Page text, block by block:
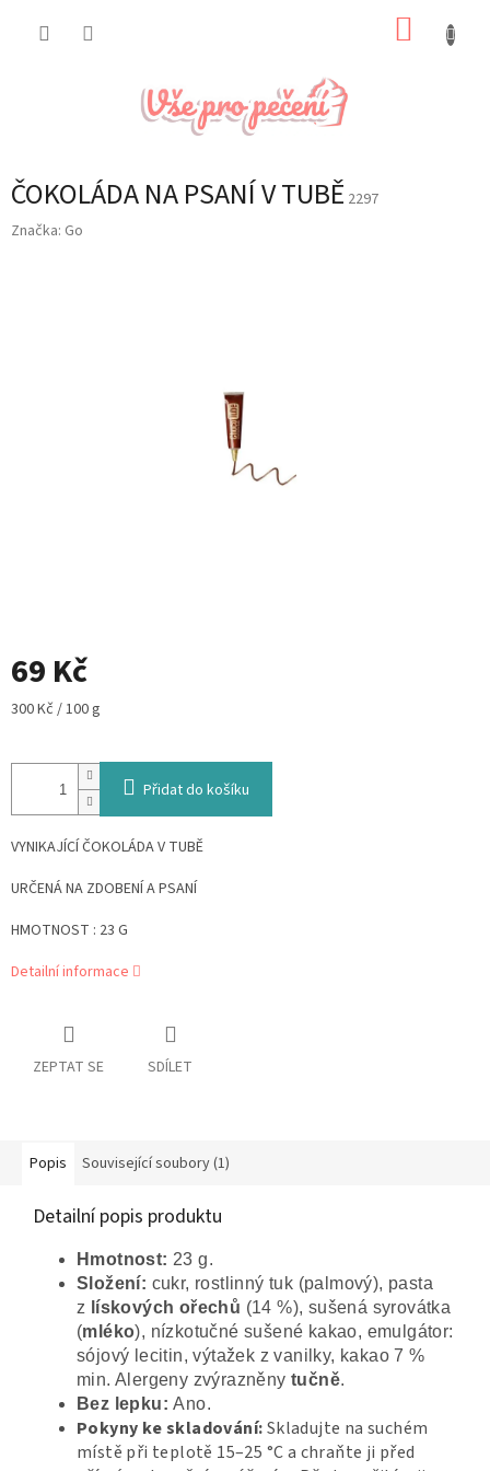
ČOKOLÁDA NA PSANÍ V TUBĚ 2297
Značka: Go
69 Kč
Měrná
300 Kč / 100 g
Přidat do košíku
VYNIKAJÍCÍ ČOKOLÁDA V TUBĚ
URČENÁ NA ZDOBENÍ A PSANÍ
HMOTNOST : 23 G
Detailní informace
ZEPTAT SE SDÍLET
Popis Související soubory (1)
Detailní popis produktu
Hmotnost: 23 g.
Složení: cukr, rostlinný tuk (palmový), pasta
z
lískových ořechů (14 %), sušená syrovátka
(mléko), nízkotučné sušené kakao, emulgátor:
sójový lecitin, výtažek z vanilky, kakao 7 %
min. Alergeny zvýrazněny tučně.
Bez lepku: Ano.
Pokyny ke skladování:Skladujte na suchém
místě při teplotě 15–25 °Ca chraňte ji před